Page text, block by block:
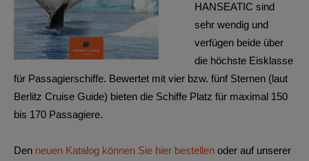
HANSEATIC sind
sehr wendig und
verfügen beide über
die höchste Eisklasse
für Passagierschiffe. Bewertet mit vier bzw. fünf Sternen (laut
Berlitz Cruise Guide) bieten die Schiffe Platz für maximal 150
bis 170 Passagiere.
Den neuen Katalog können Sie hier bestellen oder auf unserer